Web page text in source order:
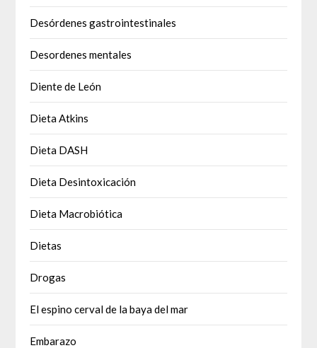
Desórdenes gastrointestinales
Desordenes mentales
Diente de León
Dieta Atkins
Dieta DASH
Dieta Desintoxicación
Dieta Macrobiótica
Dietas
Drogas
El espino cerval de la baya del mar
Embarazo